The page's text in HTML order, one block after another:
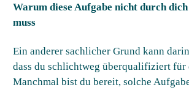
Warum diese Aufgabe nicht durch
muss
Ein anderer sachlicher Grund kann
dass du schlichtweg überqualifiziert für
Manchmal bist du bereit, solche